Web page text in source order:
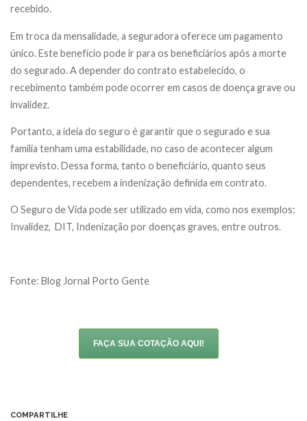
recebido.
Em troca da mensalidade, a seguradora oferece um pagamento
único. Este benefício pode ir para os beneficiários após a morte
do segurado. A depender do contrato estabelecido, o
recebimento também pode ocorrer em casos de doença grave ou
invalidez.
Portanto, a ideia do seguro é garantir que o segurado e sua
família tenham uma estabilidade, no caso de acontecer algum
imprevisto. Dessa forma, tanto o beneficiário, quanto seus
dependentes, recebem a indenização definida em contrato.
O Seguro de Vida pode ser utilizado em vida, como nos exemplos:
Invalidez, DIT, Indenização por doenças graves, entre outros.
Fonte: Blog Jornal Porto Gente
FAÇA SUA COTAÇÃO AQUI!
COMPARTILHE